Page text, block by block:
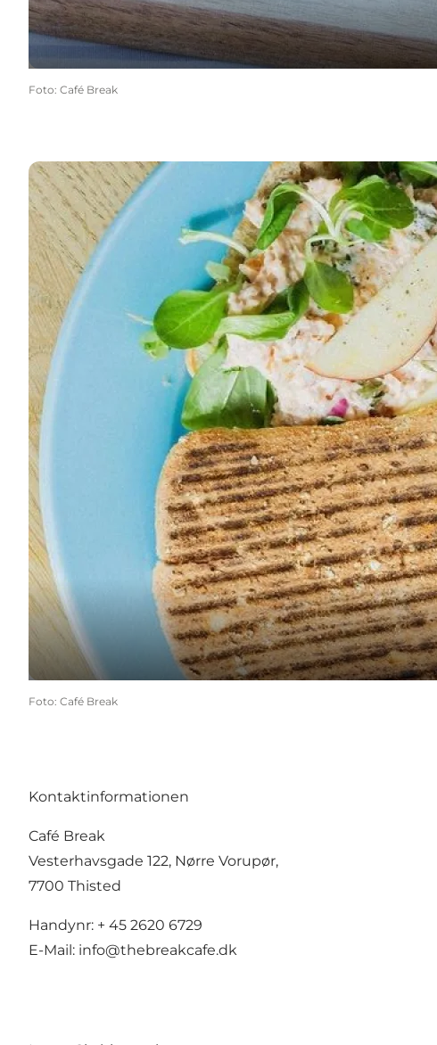
Foto: Café Break
Foto: Café Break
Kontaktinformationen
Café Break
Vesterhavsgade 122, Nørre Vorupør,
7700 Thisted
Handynr: + 45 2620 6729
E-Mail: info@thebreakcafe.dk